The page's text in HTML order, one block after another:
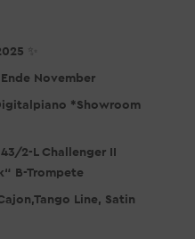
✨
November
*Showroom
2-L Challenger II
B-Trompete
Line, Satin